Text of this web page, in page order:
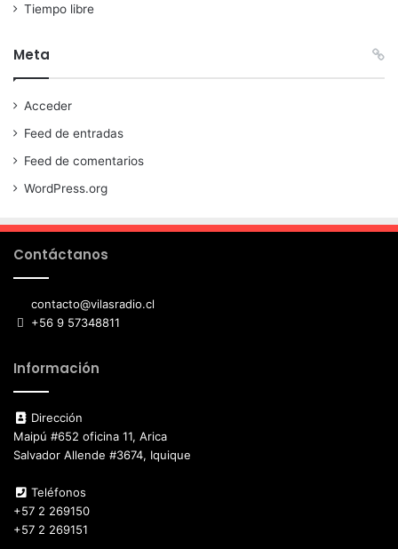
Tiempo libre
Meta
Acceder
Feed de entradas
Feed de comentarios
WordPress.org
Contáctanos
contacto@vilasradio.cl
+56 9 57348811
Información
Dirección
Maipú #652 oficina 11, Arica
Salvador Allende #3674, Iquique
Teléfonos
+57 2 269150
+57 2 269151